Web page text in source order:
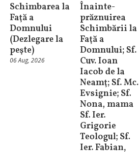
Schimbarea la
Faţă a
Domnului
(Dezlegare la
peşte)
06 Aug, 2026
Înainte-
prăznuirea
Schimbării la
Faţă a
Domnului; Sf.
Cuv. Ioan
Iacob de la
Neamţ; Sf. Mc.
Evsignie; Sf.
Nona, mama
Sf. Ier.
Grigorie
Teologul; Sf.
Ier. Fabian,